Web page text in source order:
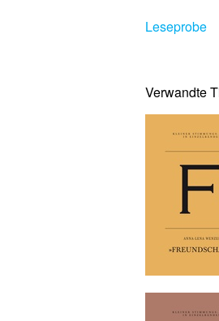
Leseprobe
Verwandte